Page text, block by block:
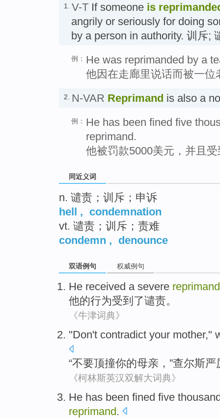
1. V-T If someone is
angrily or seriously for doing
by a person in authority. 训斥;
例： He was reprimanded by a
他因在走廊里说话而被一位
2. N-VAR Reprimand is also a
例： He has been fined five
reprimand.
他被罚款5000美元，并且
同近义词
n. 谴责；训斥；申诉
hell , condemnation
vt. 谴责；训斥；责难
condemn , denounce
双语例句 权威例句
He received a severe reprimand
他的行为受到 了谴责。
《牛津词典》
"Don't contradict your mother,"
“不要顶撞你的母亲 ，”查尔斯严
《柯林斯英汉双解大词典》
He has been fined five
reprimand.